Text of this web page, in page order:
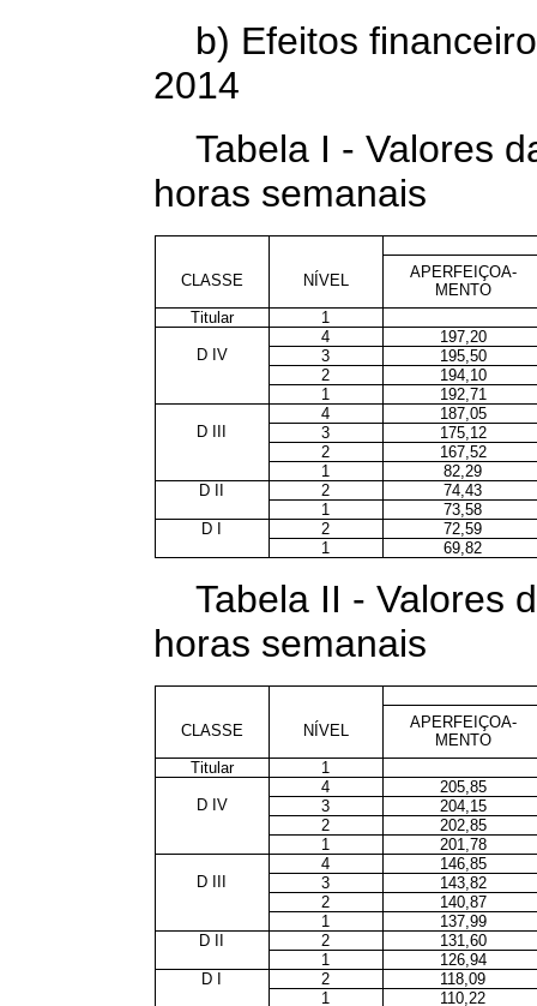
b) Efeitos
2014
Tabela I - Valores
horas semanais
CLASSE NÍVEL
APERFEIÇOA-
MENTO
Titular
1
4
197,20
D IV
3
195,50
2
194,10
1
192,71
4
187,05
D III
3
175,12
2
167,52
1
82,29
D II
2
74,43
1
73,58
D I
2
72,59
1
69,82
Tabela II - Valores
horas semanais
CLASSE NÍVEL
APERFEIÇOA-
MENTO
Titular
1
4
205,85
D IV
3
204,15
2
202,85
1
201,78
4
146,85
D III
3
143,82
2
140,87
1
137,99
D II
2
131,60
1
126,94
D I
2
118,09
1
110,22